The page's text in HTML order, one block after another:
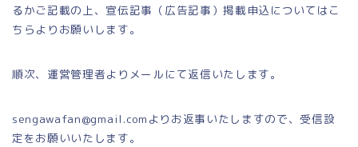
るかご記載の上、宣伝記事（広告記事）掲載申込についてはこ
ちらよりお願いします。
順次、運営管理者よりメールにて返信いたします。
sengawafan@gmail.comよりお返事いたしますので、受信設
定をお願いいたします。